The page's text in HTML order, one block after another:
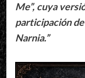
Me”, cuya
participación
Narnia.”